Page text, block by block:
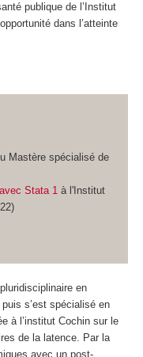
publique de l’Institut
dans l’atteinte
Mastère spécialisé de
Stata 1 à l'Institut
en
s’est spécialisé en
à l’institut Cochin sur le
de la latence. Par la
avec un post-